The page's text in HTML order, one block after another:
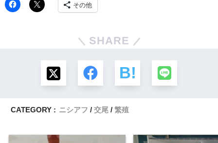
その他
SHARE
CATEGORY : ニシアフ 交尾 繁殖